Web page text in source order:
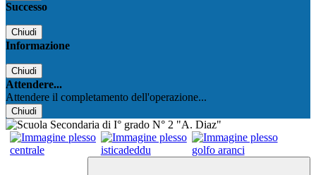
Successo
Chiudi
Informazione
Chiudi
Attendere...
Attendere il completamento dell'operazione...
Chiudi